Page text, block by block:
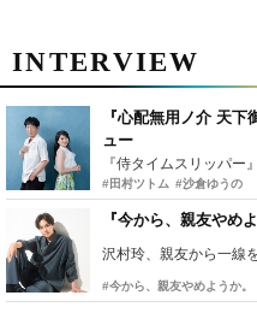
INTERVIEW
『心配無用ノ介 天
ュー
#田村ツトム #沙倉ゆうの
『今から、親友やめ
沢村玲、親友から一線
#今から、親友やめようか。